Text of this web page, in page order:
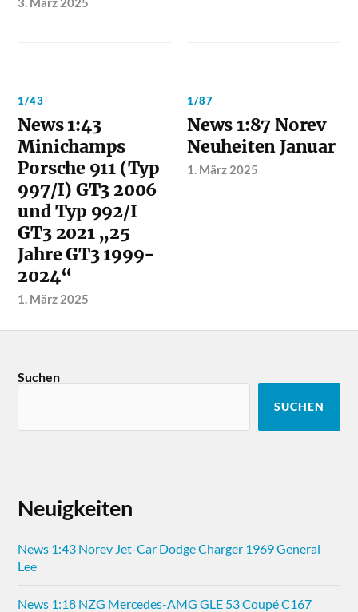
1/43
News 1:43
Minichamps
Porsche 911 (Typ
997/I) GT3 2006
und Typ 992/I
GT3 2021 „25
Jahre GT3 1999-
2024“
1. März 2025
1/87
News 1:87 Norev
Neuheiten Januar
1. März 2025
Suchen
SUCHEN
Neuigkeiten
News 1:43 Norev Jet-Car Dodge Charger 1969 General
Lee
News 1:18 NZG Mercedes-AMG GLE 53 Coupé C167